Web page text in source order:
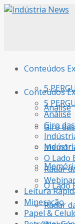
Conteúdos
5
Análise
Giro
O Lado
Radar
Conteúdos
5
Análise
Giro
O Lado
Radar
Leitura
Mineração
Papel &